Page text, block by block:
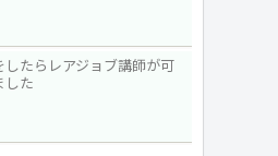
したらレアジョブ講師が可
した